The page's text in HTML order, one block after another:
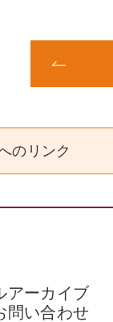
のリンク
アーカイブ
問い合わせ